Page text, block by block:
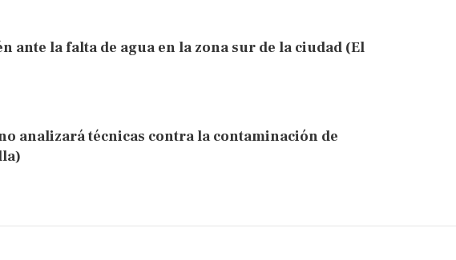
ante la falta de agua en la zona sur de la ciudad (El
analizará técnicas contra la contaminación de